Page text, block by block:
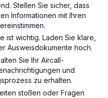
Stellen Sie sicher, dass
Informationen mit Ihren
ist wichtig. Laden Sie klare,
Ausweisdokumente hoch.
Sie Ihr Aircall-
und
zu erhalten.
stoßen oder Fragen